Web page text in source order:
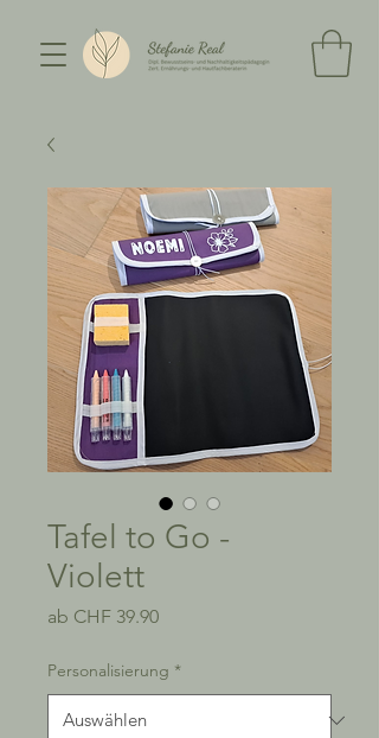
Tafel to Go -
Violett
ab CHF 39.90Sale-
Personalisierung *